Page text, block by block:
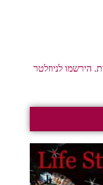
הירשמו לניוזלטר